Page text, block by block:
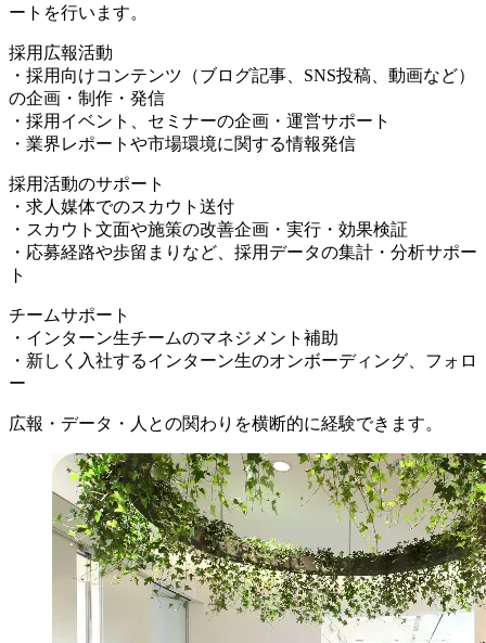
ートを行います。
採用広報活動
・採用向けコンテンツ（ブログ記事、SNS投稿、動画など）
の企画・制作・発信
・採用イベント、セミナーの企画・運営サポート
・業界レポートや市場環境に関する情報発信
採用活動のサポート
・求人媒体でのスカウト送付
・スカウト文面や施策の改善企画・実行・効果検証
・応募経路や歩留まりなど、採用データの集計・分析サポー
ト
チームサポート
・インターン生チームのマネジメント補助
・新しく入社するインターン生のオンボーディング、フォロ
ー
広報・データ・人との関わりを横断的に経験できます。